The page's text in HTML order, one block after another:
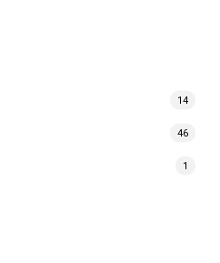
14
46
1